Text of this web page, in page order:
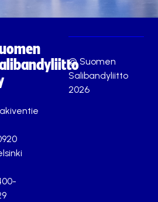
© Suomen
Salibandyliitto
2026